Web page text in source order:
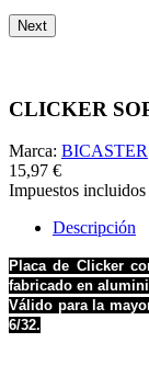
Next
CLICKER
Marca: BICASTER
15,97 €
Impuestos incluidos
Descripción
Placa de Clicker
fabricado en
Válido para la
6/32.